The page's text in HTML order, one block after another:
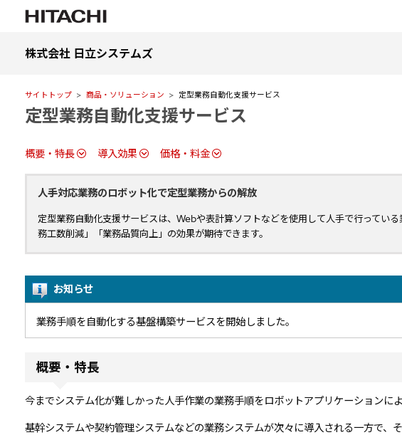
株式会社 日立システムズ
サイトトップ 商品・ソリューション 定型業務自動化支援サービス
定型業務自動化支援サービス
概要・特長 導入効果 価格・料金
人手対応業務のロボット化で定型業務からの解放
定型業務自動化支援サービスは、Webや表計算ソフトなどを使用して人手で行ってい
務工数削減」「業務品質向上」の効果が期待できます。
業務手順を自動化する基盤構築サービスを開始しました。
概要・特長
今までシステム化が難しかった人手作業の業務手順をロボットアプリケーションによ
基幹システムや契約管理システムなどの業務システムが次々に導入される一方で